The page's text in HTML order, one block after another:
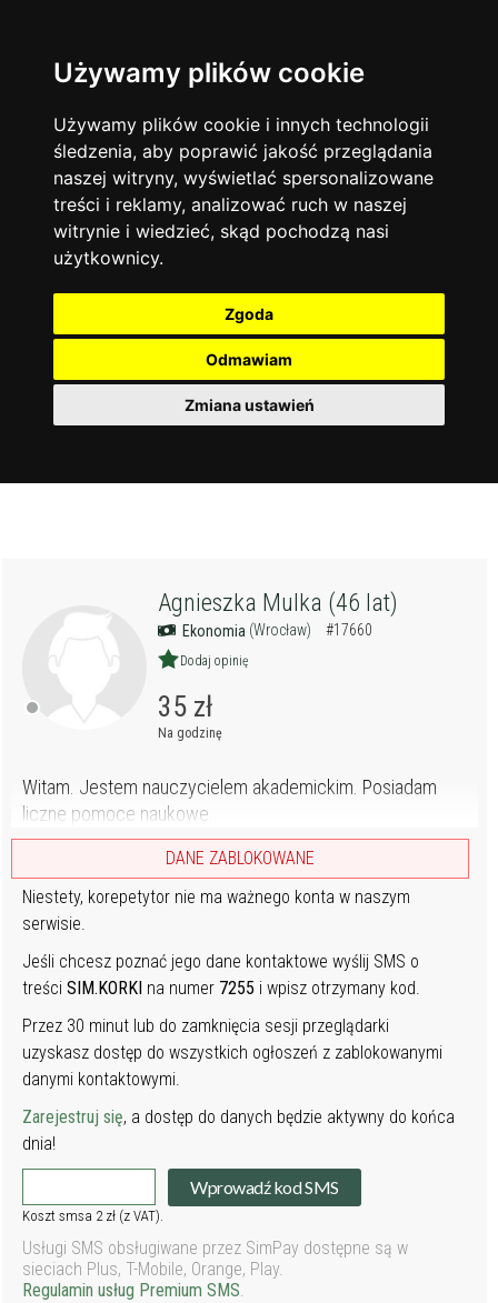
Używamy plików cookie
Używamy plików cookie i innych technologii
śledzenia, aby poprawić jakość przeglądania
naszej witryny, wyświetlać spersonalizowane
treści i reklamy, analizować ruch w naszej
witrynie i wiedzieć, skąd pochodzą nasi
użytkownicy.
Zgoda
Odmawiam
Zmiana ustawień
Język angielski 13744
Matematyka 12928
Chemia 4886
Język niemiecki 4307
Język polski 3426
Fizyka
Język francuski
Warszawa
Korepetycje
Online
14836
Kraków 7753
Wrocław
Łódź 3511
Gdańsk 2075
Agnieszka Mulka (46 lat)
Ekonomia (Wrocław) #17660
Dodaj opinię
35 zł
Na godzinę
Witam. Jestem nauczycielem akademickim. Posiadam
liczne pomoce naukowe.
DANE ZABLOKOWANE
Niestety, korepetytor nie ma ważnego konta w naszym
serwisie.
Jeśli chcesz poznać jego dane kontaktowe wyślij SMS o
treściSIM.KORKI na numer 7255 i wpisz otrzymany kod.
Przez 30 minut lub do zamknięcia sesji przeglądarki
uzyskasz dostęp do wszystkich ogłoszeń z zablokowanymi
danymi kontaktowymi.
Zarejestruj się, a dostęp do danych będzie aktywny do końca
dnia!
Wprowadź kod SMS
Koszt smsa 2 zł (z VAT).
Usługi SMS obsługiwane przez SimPay dostępne są w
sieciach Plus, T-Mobile, Orange, Play.
Regulamin usług Premium SMS.